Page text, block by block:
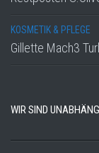
KOSMETIK & PFLEGE
Gillette Mach3
WIR SIND